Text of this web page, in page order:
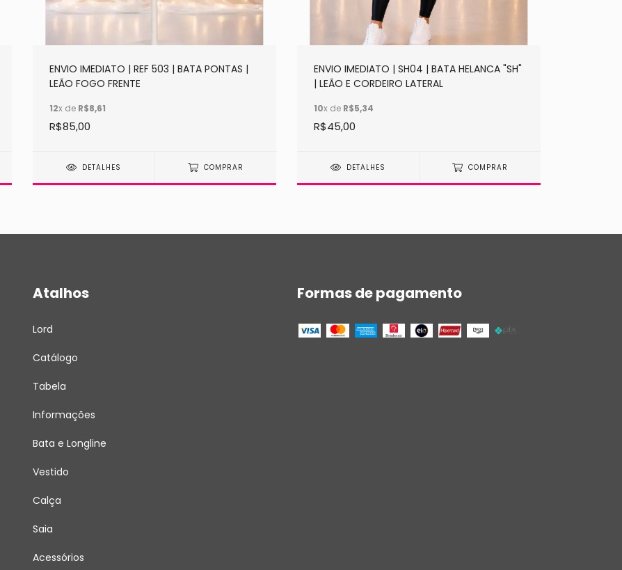
ENVIO IMEDIATO | REF 503 | BATA PONTAS |
LEÃO FOGO FRENTE
12x de R$8,61
R$85,00
DETALHES COMPRAR
ENVIO IMEDIATO | SH04 | BATA HELANCA "SH"
| LEÃO E CORDEIRO LATERAL
10x de R$5,34
R$45,00
DETALHES COMPRAR
Atalhos
Lord
Catálogo
Tabela
Informações
Bata e Longline
Vestido
Calça
Saia
Acessórios
Formas de pagamento